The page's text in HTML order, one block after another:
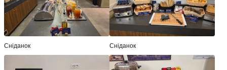
Сніданок Сніданок